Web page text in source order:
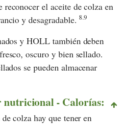
reconocer el aceite de colza en
y desagradable.8.9
y HOLL también deben
oscuro y bien sellado.
se pueden almacenar
nutricional - Calorías:
colza hay que tener en